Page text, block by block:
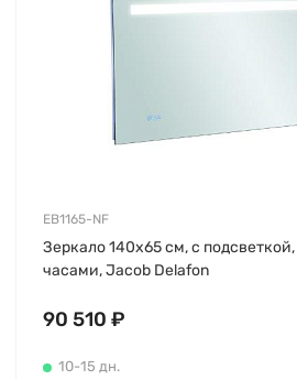
EB1165-NF
Зеркало 140х65 см, с
часами, Jacob Delafon
90 510 ₽
10-15 дн.